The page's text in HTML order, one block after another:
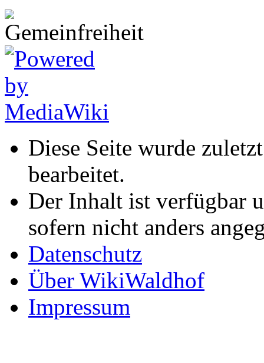
Diese Seite wurde
bearbeitet.
Der Inhalt ist verfügbar
sofern nicht anders
Datenschutz
Über WikiWaldhof
Impressum